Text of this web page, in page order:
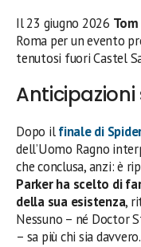
Il 23 giugno 2026
Roma per un evento
tenutosi fuori Castel
Dopo ilfinale di
dell’Uomo Ragno
che conclusa, anzi: è
Parker ha scelto di
della sua esistenza,
Nessuno – né Doctor
– sa più chi sia davvero.